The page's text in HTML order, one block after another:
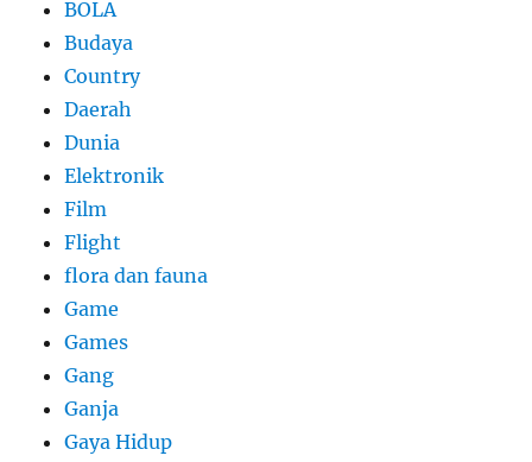
BOLA
Budaya
Country
Daerah
Dunia
Elektronik
Film
Flight
flora dan fauna
Game
Games
Gang
Ganja
Gaya Hidup